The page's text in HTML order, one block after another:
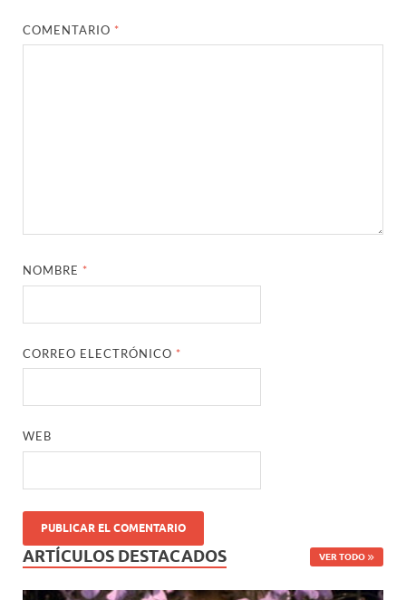
COMENTARIO *
NOMBRE *
CORREO ELECTRÓNICO *
WEB
ARTÍCULOS DESTACADOS VER TODO